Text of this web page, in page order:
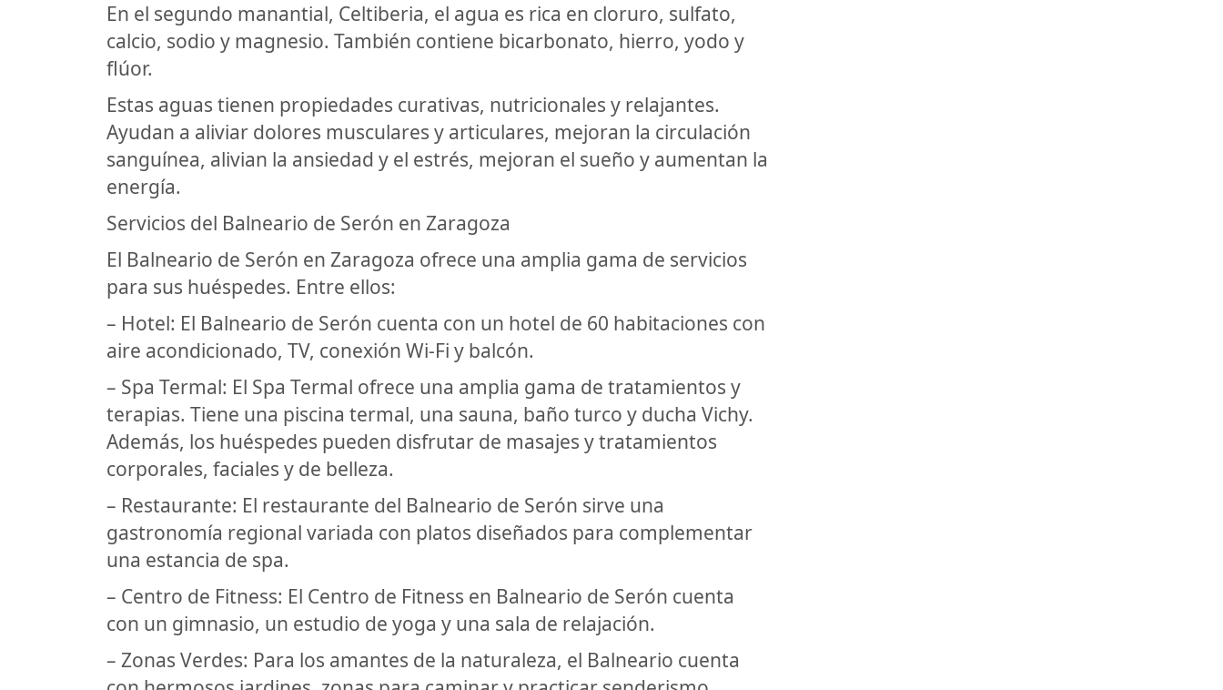
En el segundo manantial, Celtiberia, el agua es rica en cloruro, sulfato,
calcio, sodio y magnesio. También contiene bicarbonato, hierro, yodo y
flúor.
Estas aguas tienen propiedades curativas, nutricionales y relajantes.
Ayudan a aliviar dolores musculares y articulares, mejoran la circulación
sanguínea, alivian la ansiedad y el estrés, mejoran el sueño y aumentan la
energía.
Servicios del Balneario de Serón en Zaragoza
El Balneario de Serón en Zaragoza ofrece una amplia gama de servicios
para sus huéspedes. Entre ellos:
– Hotel: El Balneario de Serón cuenta con un hotel de 60 habitaciones con
aire acondicionado, TV, conexión Wi-Fi y balcón.
– Spa Termal: El Spa Termal ofrece una amplia gama de tratamientos y
terapias. Tiene una piscina termal, una sauna, baño turco y ducha Vichy.
Además, los huéspedes pueden disfrutar de masajes y tratamientos
corporales, faciales y de belleza.
– Restaurante: El restaurante del Balneario de Serón sirve una
gastronomía regional variada con platos diseñados para complementar
una estancia de spa.
– Centro de Fitness: El Centro de Fitness en Balneario de Serón cuenta
con un gimnasio, un estudio de yoga y una sala de relajación.
– Zonas Verdes: Para los amantes de la naturaleza, el Balneario cuenta